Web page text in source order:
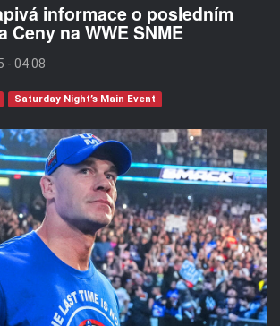
informace o posledním
Ceny na WWE SNME
- 04:08
Saturday Night’s Main Event